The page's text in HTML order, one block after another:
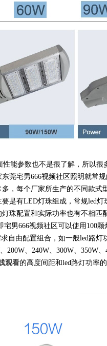
能参数也不是很了解，所以很
莞宅男666视频社区照明就常
，每个厂家所生产的不同款式
是有LED灯珠组成，常规led
珠配置和实际功率也有不相匹
男666视频社区可以使用100
自由配置组合，如一般led路灯
200W、240W、300W、350W
观看的高度间距和led路灯功率的